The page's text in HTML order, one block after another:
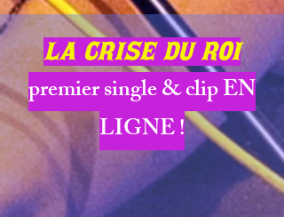
la crise du roi
premier single & clip EN
LIGNE !